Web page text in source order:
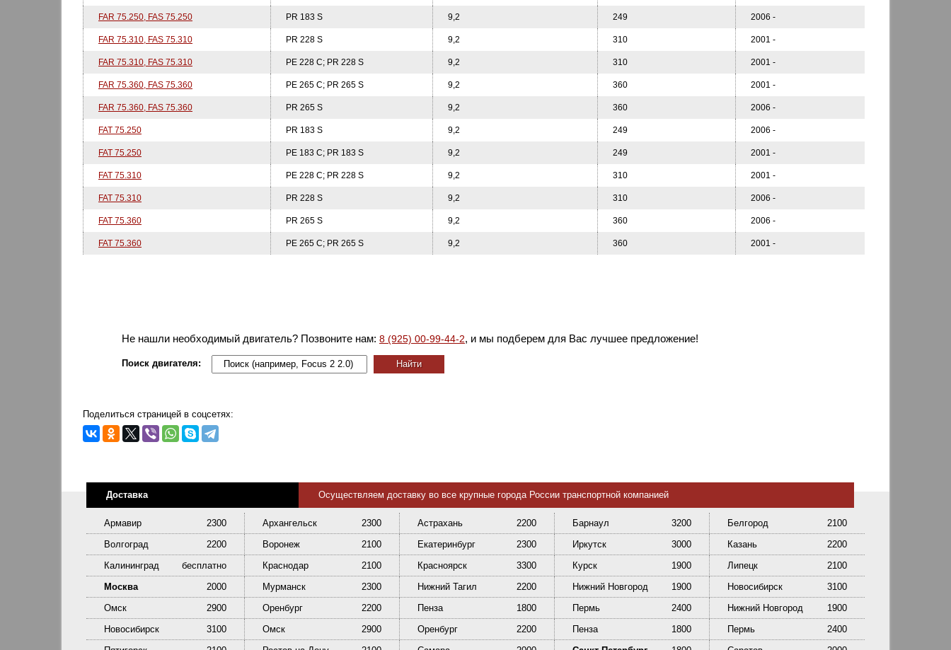
FAR 75.250, FAS 75.250 PR 183 S 9,2 249 2006 -
FAR 75.310, FAS 75.310 PR 228 S 9,2 310 2001 -
FAR 75.310, FAS 75.310 PE 228 C; PR 228 S 9,2 310 2001 -
FAR 75.360, FAS 75.360 PE 265 C; PR 265 S 9,2 360 2001 -
FAR 75.360, FAS 75.360 PR 265 S 9,2 360 2006 -
FAT 75.250 PR 183 S 9,2 249 2006 -
FAT 75.250 PE 183 C; PR 183 S 9,2 249 2001 -
FAT 75.310 PE 228 C; PR 228 S 9,2 310 2001 -
FAT 75.310 PR 228 S 9,2 310 2006 -
FAT 75.360 PR 265 S 9,2 360 2006 -
FAT 75.360 PE 265 C; PR 265 S 9,2 360 2001 -
Не нашли необходимый двигатель? Позвоните нам: 8 (925) 00-99-44-2, и мы подберем для Вас лучшее предложение!
Поиск двигателя:
Поделиться страницей в соцсетях:
Доставка Осуществляем доставку во все крупные города России транспортной компанией
Армавир 2300 Архангельск 2300 Астрахань 2200 Барнаул 3200 Белгород
2100
Волгоград
2200 Воронеж 2100 Екатеринбург 2300 Иркутск 3000 Казань
2200
Калининград
бесплатно Краснодар 2100 Красноярск 3300 Курск 1900 Липецк
2100
Москва
2000 Мурманск 2300 Нижний Тагил 2200 Нижний Новгород 1900 Новосибирск
3100
Омск
2900 Оренбург 2200 Пенза 1800 Пермь 2400 Нижний Новгород
1900
Новосибирск
3100 Омск 2900 Оренбург 2200 Пенза 1800 Пермь
2400